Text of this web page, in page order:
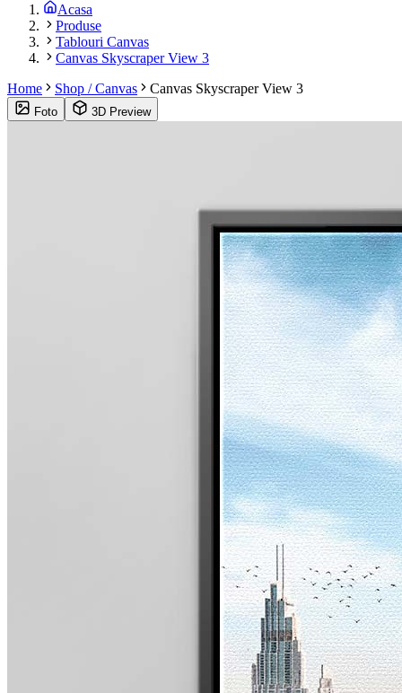
Acasa
Produse
Tablouri Canvas
Canvas Skyscraper View 3
Home
Shop / Canvas Canvas Skyscraper View 3
Foto 3D Preview